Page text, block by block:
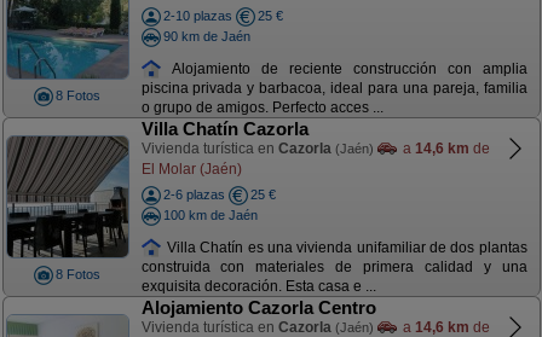
8 Fotos
2-10 plazas
25 €
90 km de Jaén
Alojamiento de reciente construcción con amplia
piscina privada y barbacoa, ideal para una pareja, familia
o grupo de amigos. Perfecto acces ...
8 Fotos
Villa Chatín Cazorla
Vivienda turística en Cazorla (Jaén) a 14,6 km de
El Molar (Jaén)
2-6 plazas
25 €
100 km de Jaén
Villa Chatín es una vivienda unifamiliar de dos plantas
construida con materiales de primera calidad y una
exquisita decoración. Esta casa e ...
Alojamiento Cazorla Centro
Vivienda turística en Cazorla (Jaén) a 14,6 km de